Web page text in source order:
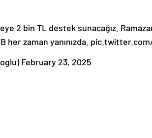
2 bin TL destek sunacağız.
her zaman yanınızda.
February 23, 2025